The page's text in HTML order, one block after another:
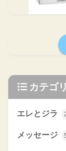
カテゴ
エレとジラ
メッセージ